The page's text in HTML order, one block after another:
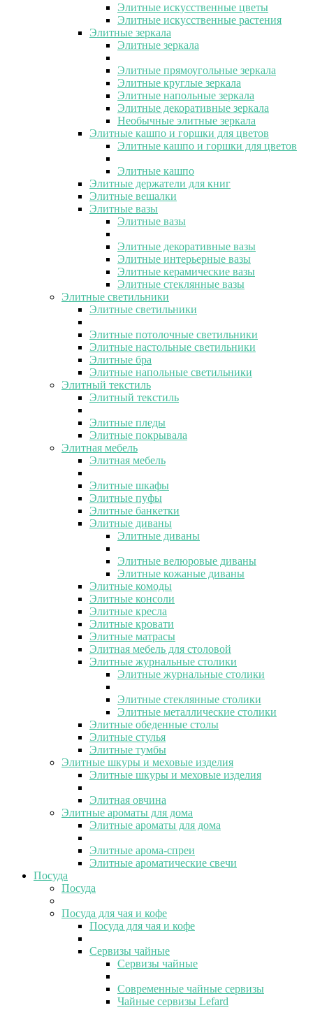
Элитные искусственные цветы
Элитные искусственные растения
Элитные зеркала
Элитные зеркала
Элитные прямоугольные зеркала
Элитные круглые зеркала
Элитные напольные зеркала
Элитные декоративные зеркала
Необычные элитные зеркала
Элитные кашпо и горшки для цветов
Элитные кашпо и горшки для цветов
Элитные кашпо
Элитные держатели для книг
Элитные вешалки
Элитные вазы
Элитные вазы
Элитные декоративные вазы
Элитные интерьерные вазы
Элитные керамические вазы
Элитные стеклянные вазы
Элитные светильники
Элитные светильники
Элитные потолочные светильники
Элитные настольные светильники
Элитные бра
Элитные напольные светильники
Элитный текстиль
Элитный текстиль
Элитные пледы
Элитные покрывала
Элитная мебель
Элитная мебель
Элитные шкафы
Элитные пуфы
Элитные банкетки
Элитные диваны
Элитные диваны
Элитные велюровые диваны
Элитные кожаные диваны
Элитные комоды
Элитные консоли
Элитные кресла
Элитные кровати
Элитные матрасы
Элитная мебель для столовой
Элитные журнальные столики
Элитные журнальные столики
Элитные стеклянные столики
Элитные металлические столики
Элитные обеденные столы
Элитные стулья
Элитные тумбы
Элитные шкуры и меховые изделия
Элитные шкуры и меховые изделия
Элитная овчина
Элитные ароматы для дома
Элитные ароматы для дома
Элитные арома-спреи
Элитные ароматические свечи
Посуда
Посуда
Посуда для чая и кофе
Посуда для чая и кофе
Сервизы чайные
Сервизы чайные
Современные чайные сервизы
Чайные сервизы Lefard